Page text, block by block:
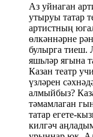
Аз уйнаган
утыруы татар
артистның
өлкәннәрне
булырга тиеш.
яшьләр ягына
Казан театр
үзләрен
алмыйбыз?
тәмамлаган
татар егете-
килгәч